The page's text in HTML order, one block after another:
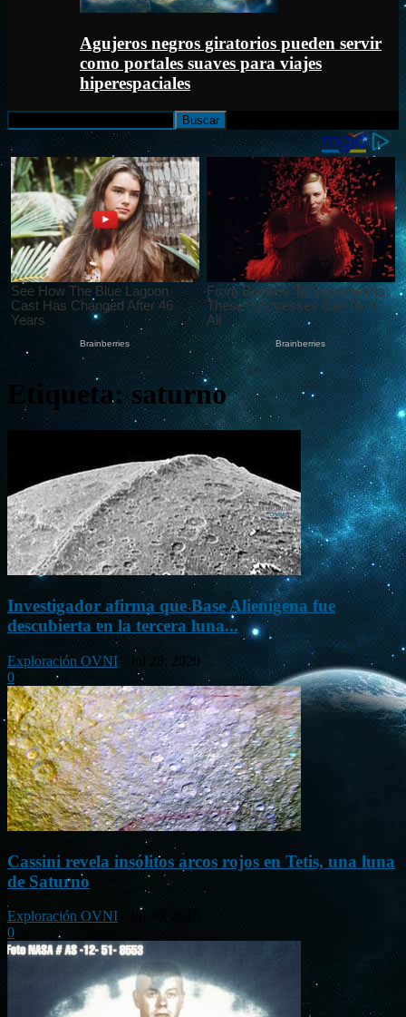
Agujeros negros giratorios pueden servir
como portales suaves para viajes
hiperespaciales
Etiqueta: saturno
Investigador afirma que Base Alienígena fue
descubierta en la tercera luna...
Exploración OVNI
Jul 28, 2020
0
Cassini revela insólitos arcos rojos en Tetis, una luna
de Saturno
Exploración OVNI
Jul 30, 2015
0